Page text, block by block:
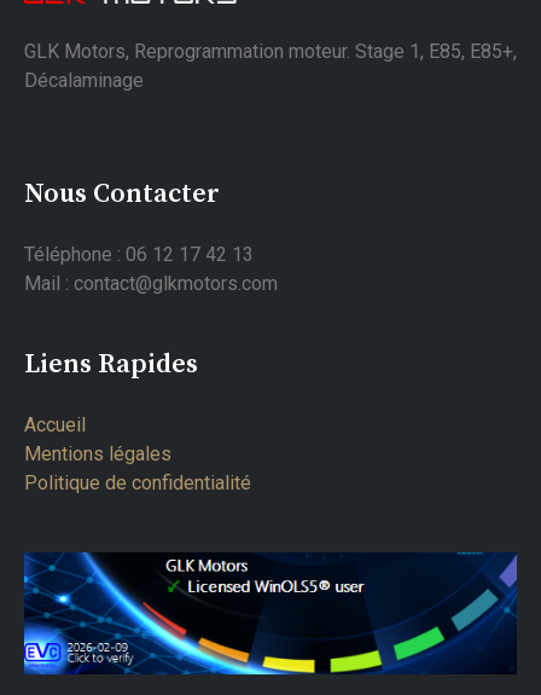
GLK Motors, Reprogrammation moteur. Stage 1, E85, E85+,
Décalaminage
Nous Contacter
Téléphone : 06 12 17 42 13
Mail : contact@glkmotors.com
Liens Rapides
Accueil
Mentions légales
Politique de confidentialité